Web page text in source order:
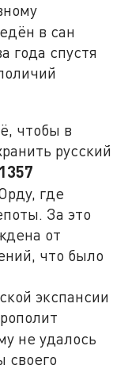
в сан
года спустя
чтобы в
русский
1357
где
За это
от
что было
экспансии
не удалось
своего